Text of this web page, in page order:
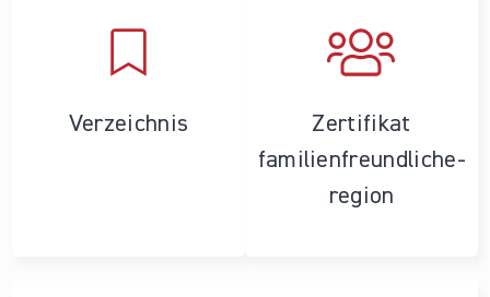
Verzeichnis
Zertifikat
familienfreundliche­
region